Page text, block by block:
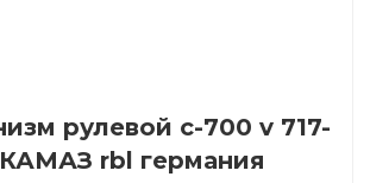
рулевой c-700 v 717-
rbl германия